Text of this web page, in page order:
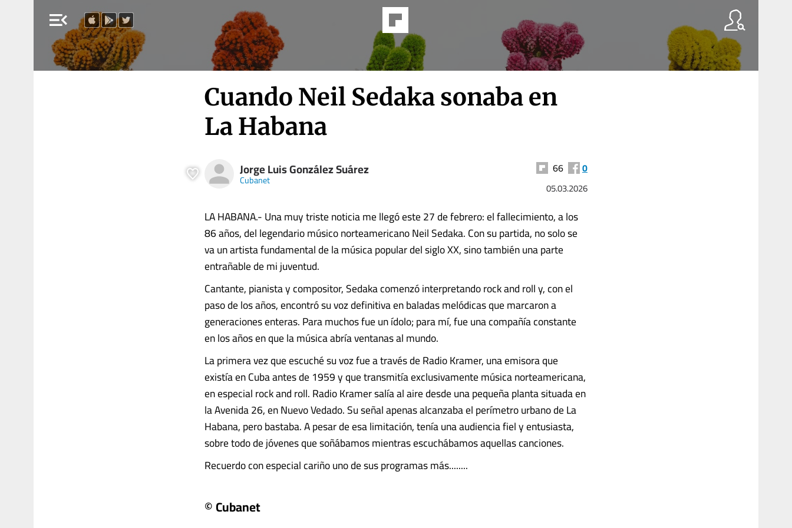
menu_open
Cuando Neil Sedaka sonaba en
La Habana
Jorge Luis González Suárez
Cubanet
66 0
05.03.2026
LA HABANA.- Una muy triste noticia me llegó este 27 de febrero: el fallecimiento, a los
86 años, del legendario músico norteamericano Neil Sedaka. Con su partida, no solo se
va un artista fundamental de la música popular del siglo XX, sino también una parte
entrañable de mi juventud.
Cantante, pianista y compositor, Sedaka comenzó interpretando rock and roll y, con el
paso de los años, encontró su voz definitiva en baladas melódicas que marcaron a
generaciones enteras. Para muchos fue un ídolo; para mí, fue una compañía constante
en los años en que la música abría ventanas al mundo.
La primera vez que escuché su voz fue a través de Radio Kramer, una emisora que
existía en Cuba antes de 1959 y que transmitía exclusivamente música norteamericana,
en especial rock and roll. Radio Kramer salía al aire desde una pequeña planta situada en
la Avenida 26, en Nuevo Vedado. Su señal apenas alcanzaba el perímetro urbano de La
Habana, pero bastaba. A pesar de esa limitación, tenía una audiencia fiel y entusiasta,
sobre todo de jóvenes que soñábamos mientras escuchábamos aquellas canciones.
Recuerdo con especial cariño uno de sus programas más........
© Cubanet